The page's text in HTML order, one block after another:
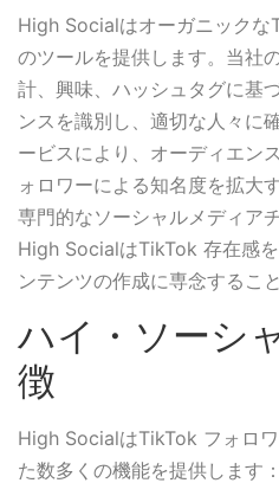
High Socialはオーガニックな
のツールを提供します。当社
計、興味、ハッシュタグに基
ンスを識別し、適切な人々に
ービスにより、オーディエン
ォロワーによる知名度を拡大
専門的なソーシャルメディア
High SocialはTikTok 存在感
ンテンツの作成に専念するこ
ハイ・ソーシ
徴
High SocialはTikTok フォロ
た数多くの機能を提供します：